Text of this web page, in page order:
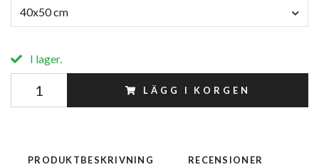
40x50 cm
I lager.
LÄGG I KORGEN
PRODUKTBESKRIVNING RECENSIONER